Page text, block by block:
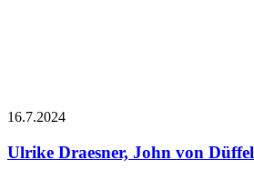
16.7.2024
Ulrike Draesner, John von Düffel